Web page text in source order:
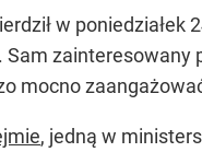
w
zainteresowany
mocno
, jedną w